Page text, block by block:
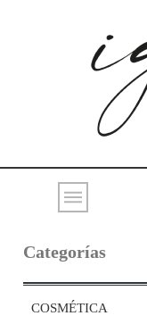
Categorías
COSMÉTICA